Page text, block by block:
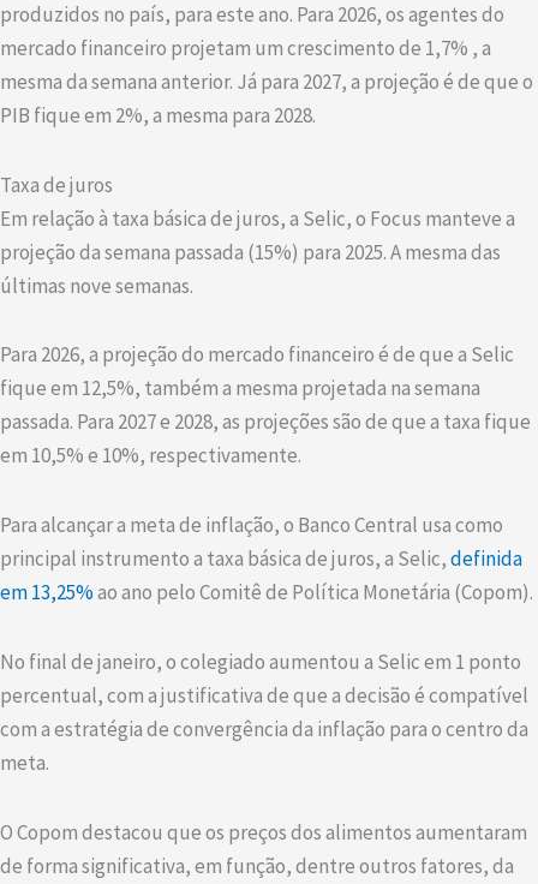
produzidos no país, para este ano. Para 2026, os agentes do
mercado financeiro projetam um crescimento de 1,7% , a
mesma da semana anterior. Já para 2027, a projeção é de que o
PIB fique em 2%, a mesma para 2028.
Taxa de juros
Em relação à taxa básica de juros, a Selic, o Focus manteve a
projeção da semana passada (15%) para 2025. A mesma das
últimas nove semanas.
Para 2026, a projeção do mercado financeiro é de que a Selic
fique em 12,5%, também a mesma projetada na semana
passada. Para 2027 e 2028, as projeções são de que a taxa fique
em 10,5% e 10%, respectivamente.
Para alcançar a meta de inflação, o Banco Central usa como
principal instrumento a taxa básica de juros, a Selic,definida
em 13,25%ao ano pelo Comitê de Política Monetária (Copom).
No final de janeiro, o colegiado aumentou a Selic em 1 ponto
percentual, com a justificativa de que a decisão é compatível
com a estratégia de convergência da inflação para o centro da
meta.
O Copom destacou que os preços dos alimentos aumentaram
de forma significativa, em função, dentre outros fatores, da